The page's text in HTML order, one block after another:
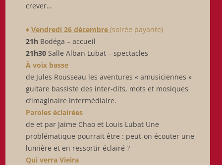
crever…
♦ Vendredi 26 décembre (soirée payante)
21hBodéga – accueil
21h30Salle Alban Lubat – spectacles
À voix basse
de Jules Rousseau les aventures « amusiciennes »
guitare bassiste des inter-dits, mots et mosiques
d’imaginaire intermédiaire.
Paroles éclairées
de et par Jaime Chao et Louis Lubat Une
problématique pourrait être : peut-on écouter une
lumière et en ressortir éclairé ?
Qui verra Vieira